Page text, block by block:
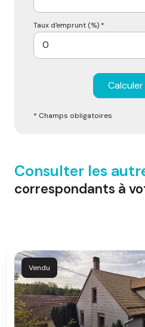
Taux d'emprunt (%) *
Calculer
* Champs obligatoires
Consulter les
correspondants à
Vendu